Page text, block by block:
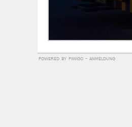
powered by piwigo- anmeldung